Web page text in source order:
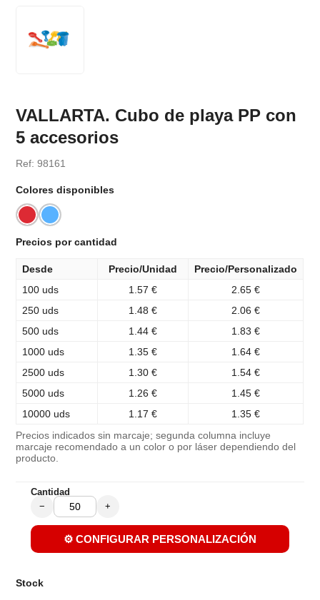
VALLARTA. Cubo de playa PP con
5 accesorios
Ref: 98161
Colores disponibles
Precios por cantidad
Desde Precio/Unidad
Precio/Personalizado
100 uds
1.57 €
2.65 €
250 uds
1.48 €
2.06 €
500 uds
1.44 €
1.83 €
1000 uds
1.35 €
1.64 €
2500 uds
1.30 €
1.54 €
5000 uds
1.26 €
1.45 €
10000 uds
1.17 € 1.35 €
Precios indicados sin marcaje; segunda columna incluye
marcaje recomendado a un color o por láser dependiendo del
producto.
Cantidad
− +
⚙️ CONFIGURAR PERSONALIZACIÓN
Stock